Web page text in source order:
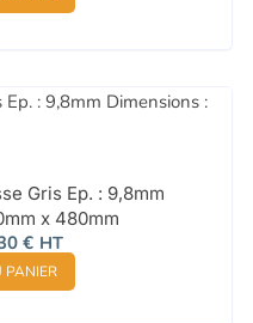
: est :
Gris Ep. : 9,8mm
x 480mm
:
€Le
prix
actuel
est :
HT
PANIER